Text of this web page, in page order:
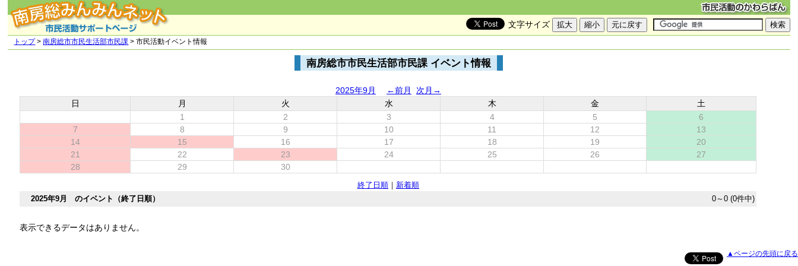
文字サイズ
トップ>南房総市市民生活部市民課 > 市民活動イベント情報
南房総市市民生活部市民課 イベント情報
2025年9月 ←前月
次月→
日
月 火 水 木 金
土
1
2 3 4 5
6
7
8 9 10 11 12
13
14
15 16 17 18 19
20
21
22 23 24 25 26
27
28
29 30
終了日順｜ 新着順
2025年9月 のイベント（終了日順）
0～0 (0件中)
表示できるデータはありません。
▲ページの先頭に戻る